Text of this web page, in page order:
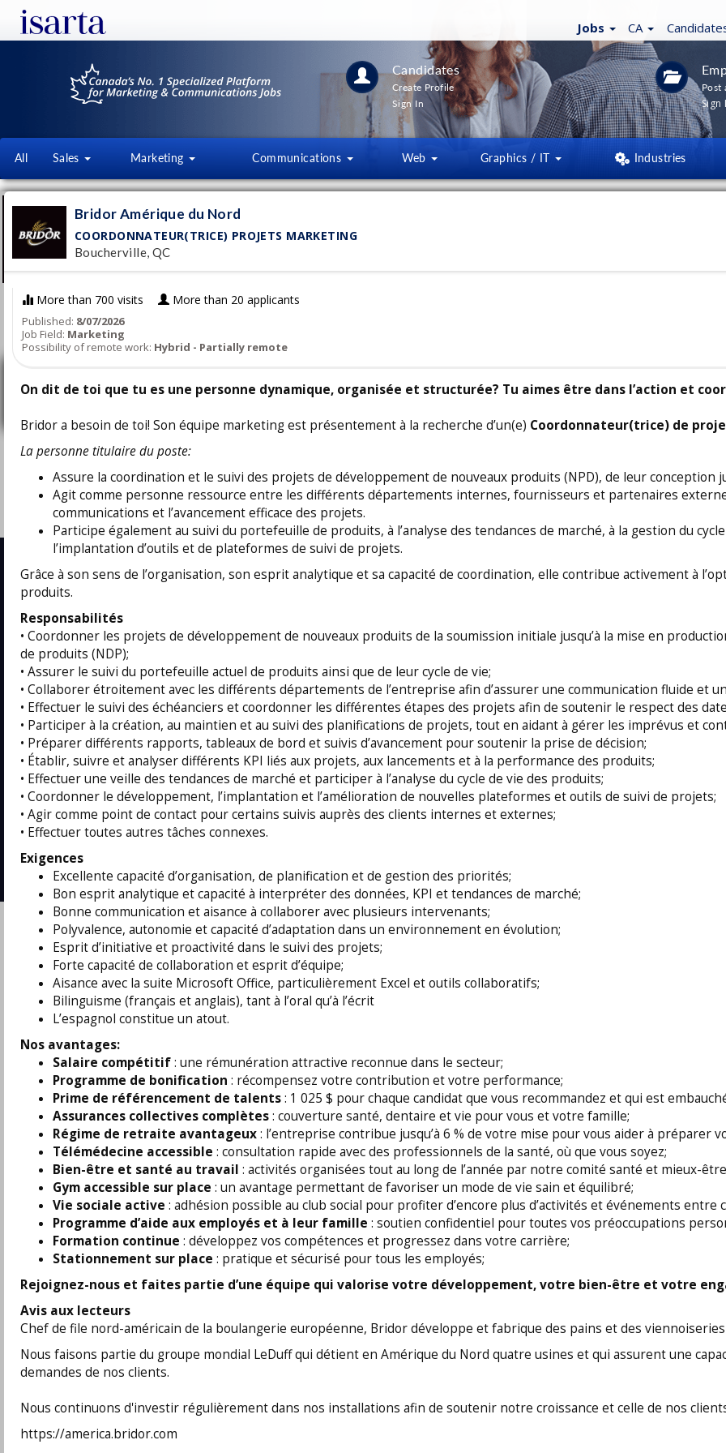
Jobs CA
Candidates
Create Profile
Sign In
Post
Sign
All Sales Marketing Communications Web Graphics / IT Industries
BRIDOR AMÉRIQUE DU NORD
america.bridor.com/
Bridor Amérique du Nord
Coordonnateur(trice) marketing
Bridor Amérique du Nord
Boucherville, QC
Published:
8/07/2026
Bridor Amérique du Nord
COORDONNATEUR(TRICE) PROJETS MARKETING
Boucherville, QC
More than 700 visits More than 20 applicants
Published: 8/07/2026
Job Field: Marketing
Possibility of remote work: Hybrid - Partially remote
On dit de toi que tu es une personne dynamique, organisée et structurée? Tu aimes être dans l’action et
Bridor a besoin de toi! Son équipe marketing est présentement à la recherche d’un(e) Coordonnateur(trice) de
La personne titulaire du poste:
Assure la coordination et le suivi des projets de développement de nouveaux produits (NPD), de leur conception
Agit comme personne ressource entre les différents départements internes, fournisseurs et partenaires
communications et l’avancement efficace des projets.
Participe également au suivi du portefeuille de produits, à l’analyse des tendances de marché, à la gestion du
l’implantation d’outils et de plateformes de suivi de projets.
Grâce à son sens de l’organisation, son esprit analytique et sa capacité de coordination, elle contribue activement à
produits.
Responsabilités
• Coordonner les projets de développement de nouveaux produits de la soumission initiale jusqu’à la mise en
de produits (NDP);
• Assurer le suivi du portefeuille actuel de produits ainsi que de leur cycle de vie;
• Collaborer étroitement avec les différents départements de l’entreprise afin d’assurer une communication fluide et
• Effectuer le suivi des échéanciers et coordonner les différentes étapes des projets afin de soutenir le respect des
• Participer à la création, au maintien et au suivi des planifications de projets, tout en aidant à gérer les imprévus et
• Préparer différents rapports, tableaux de bord et suivis d’avancement pour soutenir la prise de décision;
• Établir, suivre et analyser différents KPI liés aux projets, aux lancements et à la performance des produits;
• Effectuer une veille des tendances de marché et participer à l’analyse du cycle de vie des produits;
• Coordonner le développement, l’implantation et l’amélioration de nouvelles plateformes et outils de suivi de projets;
• Agir comme point de contact pour certains suivis auprès des clients internes et externes;
• Effectuer toutes autres tâches connexes.
Exigences
Excellente capacité d’organisation, de planification et de gestion des priorités;
Bon esprit analytique et capacité à interpréter des données, KPI et tendances de marché;
Bonne communication et aisance à collaborer avec plusieurs intervenants;
Polyvalence, autonomie et capacité d’adaptation dans un environnement en évolution;
Esprit d’initiative et proactivité dans le suivi des projets;
Forte capacité de collaboration et esprit d’équipe;
Aisance avec la suite Microsoft Office, particulièrement Excel et outils collaboratifs;
Bilinguisme (français et anglais), tant à l’oral qu’à l’écrit
L’espagnol constitue un atout.
Nos avantages:
Salaire compétitif: une rémunération attractive reconnue dans le secteur;
Programme de bonification : récompensez votre contribution et votre performance;
Prime de référencement de talents: 1 025 $ pour chaque candidat que vous recommandez et qui est
Assurances collectives complètes: couverture santé, dentaire et vie pour vous et votre famille;
Régime de retraite avantageux: l’entreprise contribue jusqu’à 6 % de votre mise pour vous aider à préparer
Télémédecine accessible : consultation rapide avec des professionnels de la santé, où que vous soyez;
Bien-être et santé au travail : activités organisées tout au long de l’année par notre comité santé et mieux-
Gym accessible sur place : un avantage permettant de favoriser un mode de vie sain et équilibré;
Vie sociale active : adhésion possible au club social pour profiter d’encore plus d’activités et événements entre
Programme d’aide aux employés et à leur famille : soutien confidentiel pour toutes vos préoccupations
Formation continue : développez vos compétences et progressez dans votre carrière;
Stationnement sur place : pratique et sécurisé pour tous les employés;
Rejoignez-nous et faites partie d’une équipe qui valorise votre développement, votre bien-être et votre
Avis aux lecteurs
Chef de file nord-américain de la boulangerie européenne, Bridor développe et fabrique des pains et des
Nous faisons partie du groupe mondial LeDuff qui détient en Amérique du Nord quatre usines et qui assurent une
demandes de nos clients.
Nous continuons d'investir régulièrement dans nos installations afin de soutenir notre croissance et celle de nos
https://america.bridor.com
Contact us
Phone: 1-888-416-2325
infos@isarta.com
©2026 Isarta /
Terms of Use - Privacy Policy
Your Privacy Choices - Accessibility
Sales
Marketing
Communications
Web
Multimedia
Salaries
Job Alerts
Candidate Space
Communications
Web
Social networks
Business development
Management
HR / Employer brand
Design